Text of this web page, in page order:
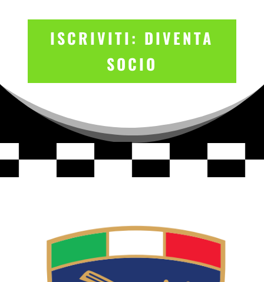
ISCRIVITI: DIVENTA
SOCIO